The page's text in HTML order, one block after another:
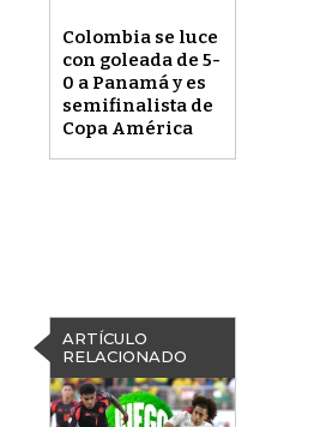
Colombia se luce
con goleada de 5-
0 a Panamá y es
semifinalista de
Copa América
ARTÍCULO
RELACIONADO